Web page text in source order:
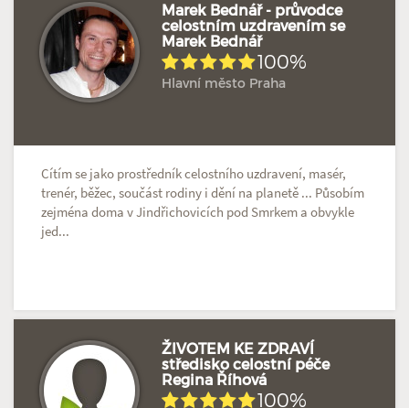
Marek Bednář - průvodce
celostním uzdravením se
Marek Bednář
100%
Hlavní město Praha
Cítím se jako prostředník celostního uzdravení, masér,
trenér, běžec, součást rodiny i dění na planetě ... Působím
zejména doma v Jindřichovicích pod Smrkem a obvykle
jed...
ŽIVOTEM KE ZDRAVÍ
středisko celostní péče
Regina Říhová
100%
Hodnoceno: 3× Profil terapeuta
Hodnoceno: 2× Profil terapeuta